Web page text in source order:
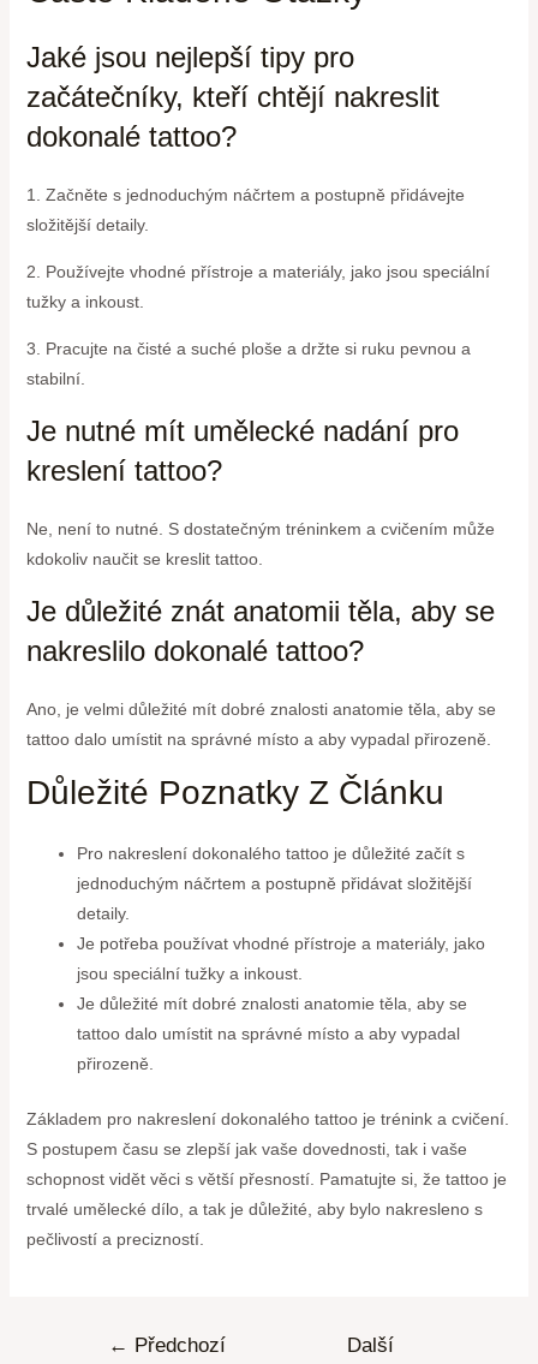
Jaké jsou nejlepší tipy pro
začátečníky, kteří chtějí nakreslit
dokonalé tattoo?
1. Začněte s jednoduchým náčrtem a postupně přidávejte
složitější detaily.
2. Používejte vhodné přístroje a materiály, jako jsou speciální
tužky a inkoust.
3. Pracujte na čisté a suché ploše a držte si ruku pevnou a
stabilní.
Je nutné mít umělecké nadání pro
kreslení tattoo?
Ne, není to nutné. S dostatečným tréninkem a cvičením může
kdokoliv naučit se kreslit tattoo.
Je důležité znát anatomii těla, aby se
nakreslilo dokonalé tattoo?
Ano, je velmi důležité mít dobré znalosti anatomie těla, aby se
tattoo dalo umístit na správné místo a aby vypadal přirozeně.
Důležité Poznatky Z Článku
Pro nakreslení dokonalého tattoo je důležité začít s
jednoduchým náčrtem a postupně přidávat složitější
detaily.
Je potřeba používat vhodné přístroje a materiály, jako
jsou speciální tužky a inkoust.
Je důležité mít dobré znalosti anatomie těla, aby se
tattoo dalo umístit na správné místo a aby vypadal
přirozeně.
Základem pro nakreslení dokonalého tattoo je trénink a cvičení.
S postupem času se zlepší jak vaše dovednosti, tak i vaše
schopnost vidět věci s větší přesností. Pamatujte si, že tattoo je
trvalé umělecké dílo, a tak je důležité, aby bylo nakresleno s
pečlivostí a precizností.
← Předchozí
Další